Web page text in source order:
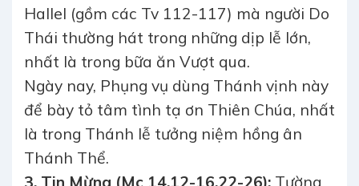
Hallel (gồm các Tv 112-117) mà người Do
Thái thường hát trong những dịp lễ lớn,
nhất là trong bữa ăn Vượt qua.
Ngày nay, Phụng vụ dùng Thánh vịnh này
để bày tỏ tâm tình tạ ơn Thiên Chúa, nhất
là trong Thánh lễ tưởng niệm hồng ân
Thánh Thể.
3. Tin Mừng (Mc 14,12-16.22-26): Tường